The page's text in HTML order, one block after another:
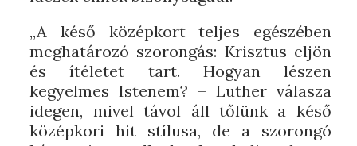
„A késő középkort teljes egészében
meghatározó szorongás: Krisztus eljön
és ítéletet tart. Hogyan lészen
kegyelmes Istenem? – Luther válasza
idegen, mivel távol áll tőlünk a késő
középkori hit stílusa, de a szorongó